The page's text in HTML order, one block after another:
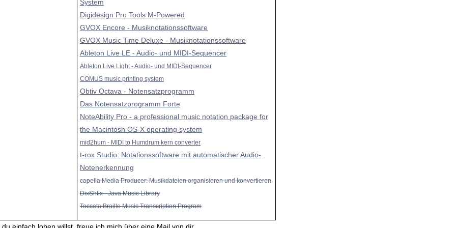
System
Digidesign Pro Tools M-Powered
GVOX Encore - Musiknotationssoftware
GVOX Music Time Deluxe - Musiknotationssoftware
Ableton Live LE - Audio- und MIDI-Sequencer
Ableton Live Light - Audio- und MIDI-Sequencer
COMUS music printing system
Obtiv Octava - Notensatzprogramm
Das Notensatzprogramm Forte
NoteAbility Pro - a professional music notation package for
the Macintosh OS-X operating system
mid2hum - MIDI to Humdrum kern converter
t-rox Studio: Notationssoftware mit automatischer Audio-
Notenerkennung
capella Media Producer: Musikdateien organisieren und konvertieren
DixShtix - Java Music Library
Toccata Braille Music Transcription Program